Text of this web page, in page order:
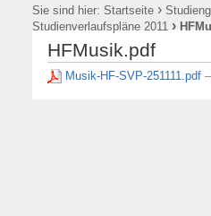
Mitarbeiter/innen (alphabetische
Sie sind hier: Startseite ›
Studienverlaufspläne 2011 ›
HFMusik.pdf
Musik-HF-SVP-251111.pdf